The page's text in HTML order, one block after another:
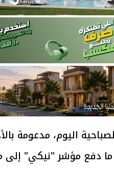
اليوم، مدعومة
ما دفع مؤشر "نيكي"